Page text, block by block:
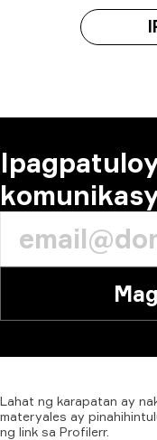
Lahat ng karapatan ay
materyales ay
ng link sa Profilerr.